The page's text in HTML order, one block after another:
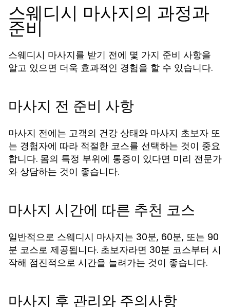
스웨디시 마사지의 과정과
준비
스웨디시 마사지를 받기 전에 몇 가지 준비 사항을
알고 있으면 더욱 효과적인 경험을 할 수 있습니다.
마사지 전 준비 사항
마사지 전에는 고객의 건강 상태와 마사지 초보자 또
는 경험자에 따라 적절한 코스를 선택하는 것이 중요
합니다. 몸의 특정 부위에 통증이 있다면 미리 전문가
와 상담하는 것이 좋습니다.
마사지 시간에 따른 추천 코스
일반적으로 스웨디시 마사지는 30분, 60분, 또는 90
분 코스로 제공됩니다. 초보자라면 30분 코스부터 시
작해 점진적으로 시간을 늘려가는 것이 좋습니다.
마사지 후 관리와 주의사항